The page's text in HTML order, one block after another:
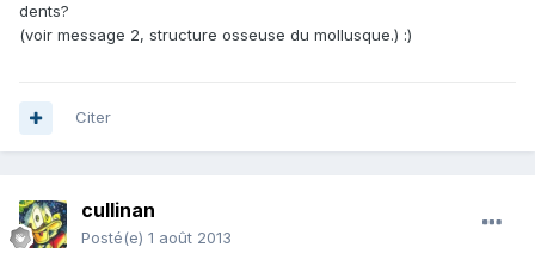
dents?
(voir message 2, structure osseuse du mollusque.) :)
Citer
cullinan
Posté(e) 1 août 2013